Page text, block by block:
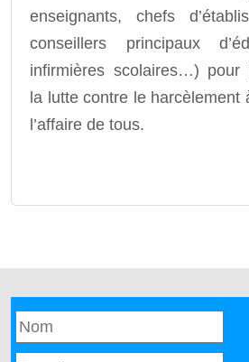
enseignants, chefs
conseillers principaux
infirmières scolaires…) pour
la lutte contre le harcèlement
l’affaire de tous.